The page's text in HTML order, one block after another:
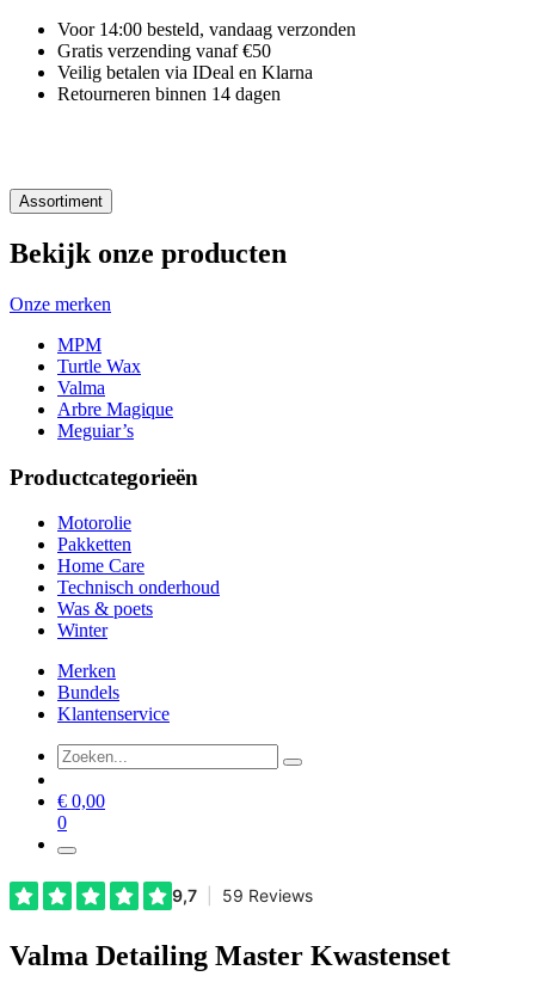
Voor 14:00 besteld, vandaag verzonden
Gratis verzending vanaf €50
Veilig betalen via IDeal en Klarna
Retourneren binnen 14 dagen
Assortiment
Bekijk onze producten
Onze merken
MPM
Turtle Wax
Valma
Arbre Magique
Meguiar’s
Productcategorieën
Motorolie
Pakketten
Home Care
Technisch onderhoud
Was & poets
Winter
Merken
Bundels
Klantenservice
€ 0,00
0
Valma Detailing Master Kwastenset